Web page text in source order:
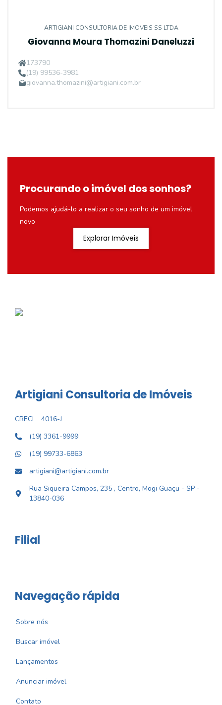
ARTIGIANI CONSULTORIA DE IMOVEIS SS LTDA
Giovanna Moura Thomazini Daneluzzi
173790
(19) 99536-3981
giovanna.thomazini@artigiani.com.br
Procurando o imóvel dos sonhos?
Podemos ajudá-lo a realizar o seu sonho de um imóvel
novo
Explorar Imóveis
Artigiani Consultoria de Imóveis
CRECI
4016-J
(19) 3361-9999
(19) 99733-6863
artigiani@artigiani.com.br
Rua Siqueira Campos, 235 , Centro, Mogi Guaçu - SP -
13840-036
Filial
Navegação rápida
Sobre nós
Buscar imóvel
Lançamentos
Anunciar imóvel
Contato